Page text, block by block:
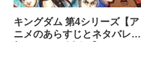
キングダム 第4シリーズ【ア
ニメのあらすじとネタバレ感